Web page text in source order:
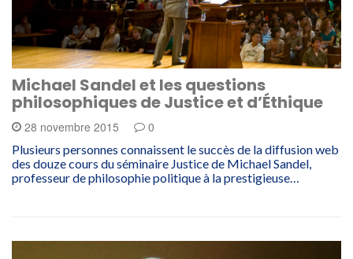
Michael Sandel et les questions
philosophiques de Justice et d’Éthique
28 novembre 2015 0
Plusieurs personnes connaissent le succès de la diffusion web
des douze cours du séminaire Justice de Michael Sandel,
professeur de philosophie politique à la prestigieuse…